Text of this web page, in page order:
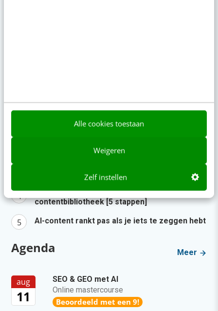
Alle cookies toestaan
Weigeren
Zelf instellen
of overbodig?
LinkedIn Ads is niet te duur, je biedt gewoon te
Geef structuur aan je content met een
contentbibliotheek [5 stappen]
AI-content rankt pas als je iets te zeggen hebt
Agenda Meer
aug
11
SEO & GEO met AI
Online mastercourse
Beoordeeld met een 9!